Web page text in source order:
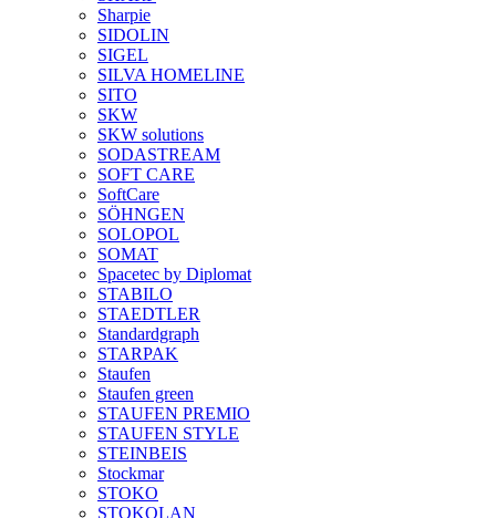
Sharpie
SIDOLIN
SIGEL
SILVA HOMELINE
SITO
SKW
SKW solutions
SODASTREAM
SOFT CARE
SoftCare
SÖHNGEN
SOLOPOL
SOMAT
Spacetec by Diplomat
STABILO
STAEDTLER
Standardgraph
STARPAK
Staufen
Staufen green
STAUFEN PREMIO
STAUFEN STYLE
STEINBEIS
Stockmar
STOKO
STOKOLAN